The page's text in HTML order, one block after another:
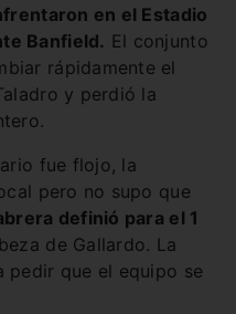
en el Estadio
Banfield. El conjunto
rápidamente el
y perdió la
fue flojo, la
pero no supo que
definió para el 1
de Gallardo. La
pedir que el equipo se